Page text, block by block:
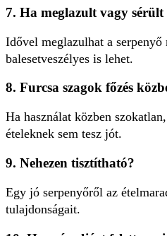
7. Ha meglazult vagy sérült
Idővel meglazulhat a
balesetveszélyes is lehet.
8. Furcsa szagok főzés
Ha használat közben
ételeknek sem tesz jót.
9. Nehezen tisztítható?
Egy jó serpenyőről az
tulajdonságait.